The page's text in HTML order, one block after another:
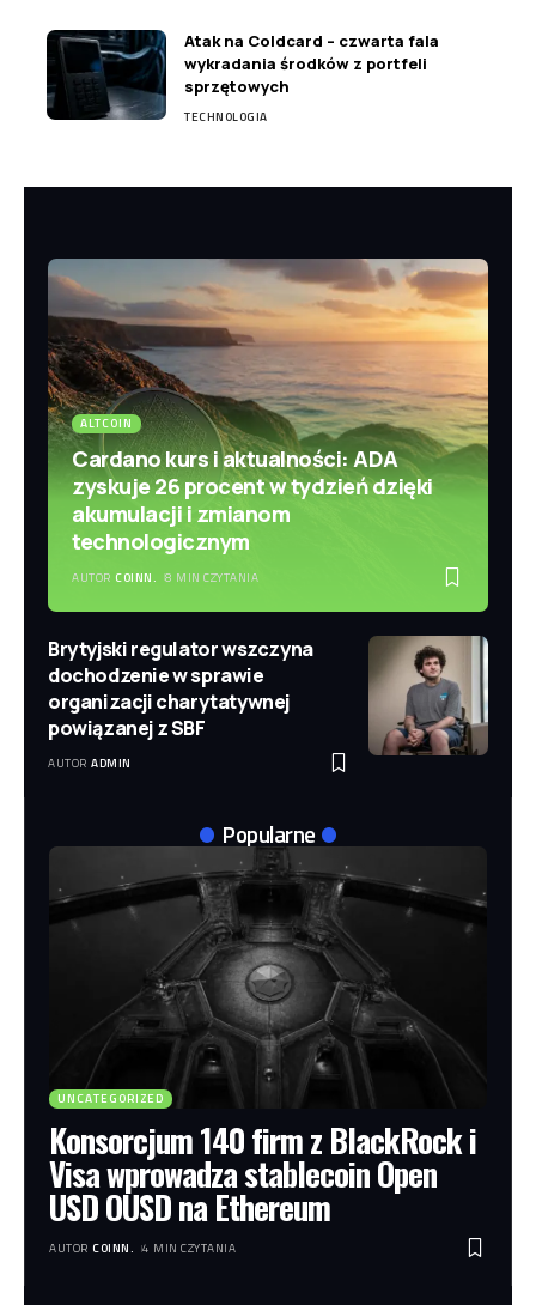
Atak na Coldcard – czwarta fala
wykradania środków z portfeli
sprzętowych
TECHNOLOGIA
ALTCOIN
Cardano kurs i aktualności: ADA
zyskuje 26 procent w tydzień dzięki
akumulacji i zmianom
technologicznym
AUTOR COINN. 8 MIN CZYTANIA
Brytyjski regulator wszczyna
dochodzenie w sprawie
organizacji charytatywnej
powiązanej z SBF
AUTOR ADMIN
Popularne
UNCATEGORIZED
Konsorcjum 140 firm z BlackRock i
Visa wprowadza stablecoin Open
USD OUSD na Ethereum
AUTOR COINN. 4 MIN CZYTANIA